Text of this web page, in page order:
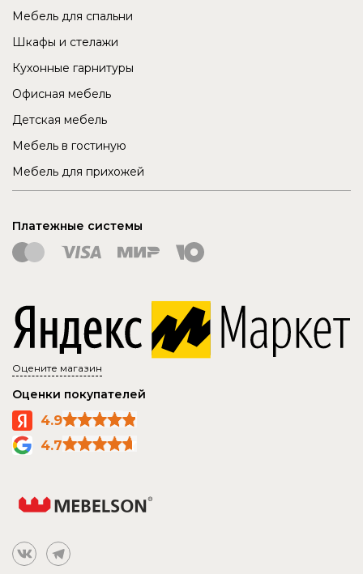
Мебель для спальни
Шкафы и стелажи
Кухонные гарнитуры
Офисная мебель
Детская мебель
Мебель в гостиную
Мебель для прихожей
Платежные системы
Оцените магазин
Оценки покупателей
4.9
4.7